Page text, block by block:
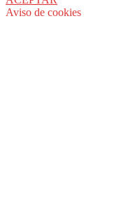
Aviso de cookies